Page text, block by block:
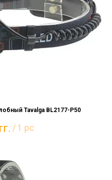
Tavalga BL2177-Р50
/ 1 pc